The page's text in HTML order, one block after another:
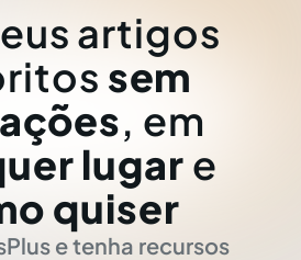
artigos
sem
, em
lugar e
quiser
e tenha recursos